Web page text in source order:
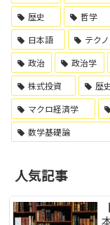
歴史
哲学
日本語
テク
政治
政治学
株式投資
歴
マクロ経済学
数学基礎論
人気記事